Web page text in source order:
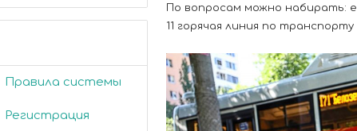
Правила системы
Регистрация
По вопросам можно набирать:
11 горячая линия по транспорту